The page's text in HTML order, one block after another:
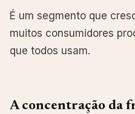
É um segmento que
muitos consumidores
que todos usam.
A concentração da